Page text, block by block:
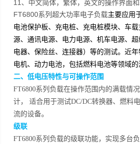
11、中文简体，繁体，英文的操作界面和
FT6800系列超大功率电子负载主要应用
电池保护板、充电桩、充电桩模块、车
源、通讯电源、电力电源、机车电源、
电器、保险丝、连接器）等的测试。近
电机、动力电池，包括燃料电池等领域的
二、低电压特性与可操作范围
FT6800系列负载在操作范围内的满载情
计， 适合用于测试DC/DC转换器、燃料
流的设备。
级联
FT6800系列负载的级联功能，实现多台